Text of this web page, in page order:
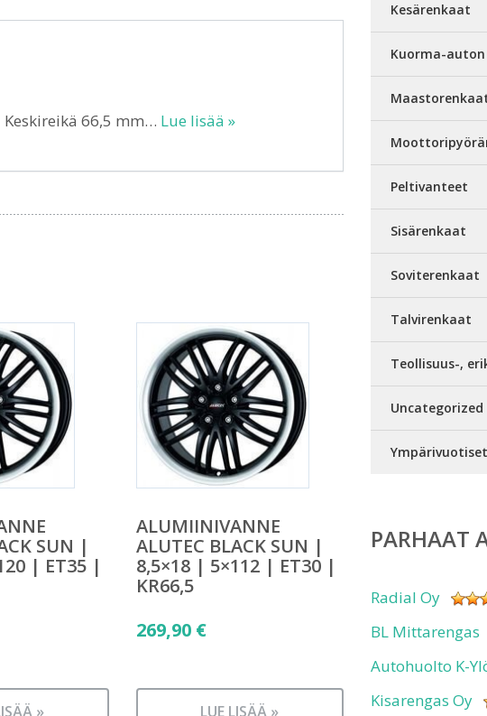
66,5 mm… Lue lisää »
SUN |
| ET35 |
»
ALUMIINIVANNE
ALUTEC BLACK SUN |
8,5×18 | 5×112 | ET30 |
KR66,5
269,90 €
LUE LISÄÄ »
Kesärenkaat
Kuorma-
Peltivanteet
Sisärenkaat
Soviterenkaat
Talvirenkaat
Teollisuus-,
Uncategorized
PARHAAT
Radial Oy
BL Mittarengas
Autohuolto K-
Kisarengas Oy